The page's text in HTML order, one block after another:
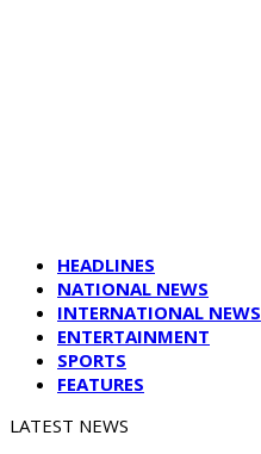
HEADLINES
NATIONAL NEWS
INTERNATIONAL NEWS
ENTERTAINMENT
SPORTS
FEATURES
LATEST NEWS